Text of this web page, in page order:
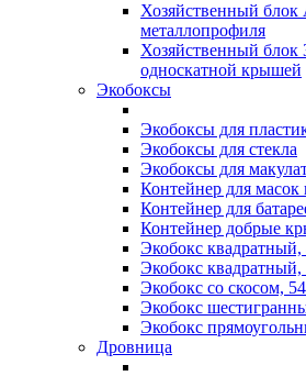
Хозяйственный блок
металлопрофиля
Хозяйственный блок
односкатной крышей
Экобоксы
Экобоксы для
Экобоксы для стекла
Экобоксы для
Контейнер для масок
Контейнер для
Контейнер добрые
Экобокс квадратный,
Экобокс квадратный,
Экобокс со скосом,
Экобокс
Экобокс
Дровница